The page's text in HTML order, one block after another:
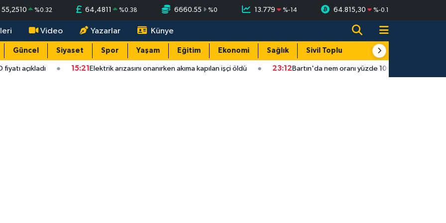
55,2510 %0.32 64,4811 %0.38 6660.55 %0 13.779 %-14 64.815,30 %-0.1
Video Yazarlar Künye
Güncel Siyaset Spor Yaşam Eğitim Ekonomi Sağlık Sivil Toplum Turizm
açıkladı 15:21Elektrik arızasını onanırken akıma kapılan işçi öldü 23:12Bartın'da nem oranı yüzde 100'e ulaştı